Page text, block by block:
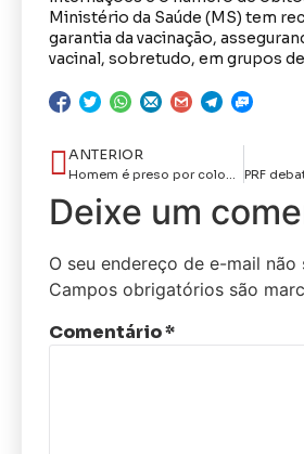
Ministério da Saúde (MS) tem
garantia da vacinação,
vacinal, sobretudo, em grupos
ANTERIOR
Homem é preso por colocar soda cáustica em bebedouros de empresa
Deixe um
O seu endereço de e-mail não
Campos obrigatórios são
Comentário*